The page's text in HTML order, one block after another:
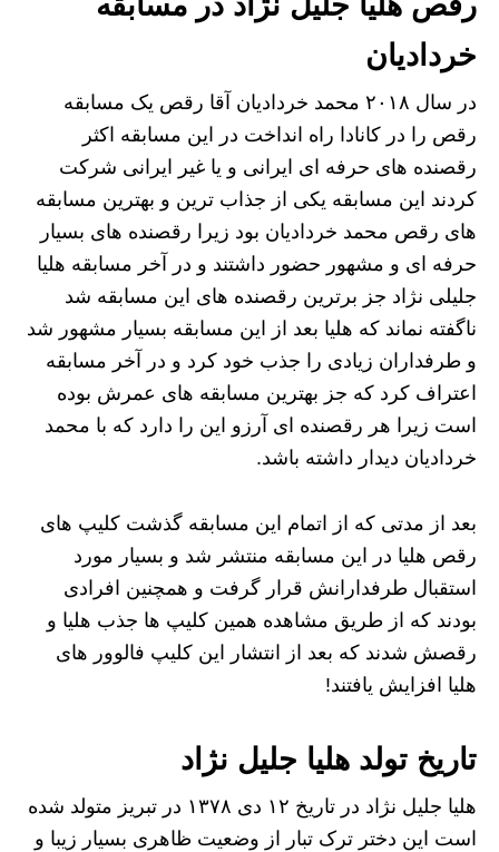
خردادیان
در سال ۲۰۱۸ محمد خردادیان آقا رقص یک مسابقه
رقص را در کانادا راه انداخت در این مسابقه اکثر
رقصنده های حرفه ای ایرانی و یا غیر ایرانی شرکت
کردند این مسابقه یکی از جذاب ترین و بهترین مسابقه
های رقص محمد خردادیان بود زیرا رقصنده های بسیار
حرفه ای و مشهور حضور داشتند و در آخر مسابقه هلیا
جلیلی نژاد جز برترین رقصنده های این مسابقه شد
ناگفته نماند که هلیا بعد از این مسابقه بسیار مشهور شد
و طرفداران زیادی را جذب خود کرد و در آخر مسابقه
اعتراف کرد که جز بهترین مسابقه‌ های عمرش بوده
است زیرا هر رقصنده ای آرزو این را دارد که با محمد
خردادیان دیدار داشته باشد.
بعد از مدتی که از اتمام این مسابقه گذشت کلیپ های
رقص هلیا در این مسابقه منتشر شد و بسیار مورد
استقبال طرفدارانش قرار گرفت و همچنین افرادی
بودند که از طریق مشاهده همین کلیپ ها جذب هلیا و
رقصش شدند که بعد از انتشار این کلیپ فالوور های
هلیا افزایش یافتند!
تاریخ تولد هلیا جلیل نژاد
هلیا جلیل نژاد در تاریخ ۱۲ دی ۱۳۷۸ در تبریز متولد شده
است این دختر ترک تبار از وضعیت ظاهری بسیار زیبا و